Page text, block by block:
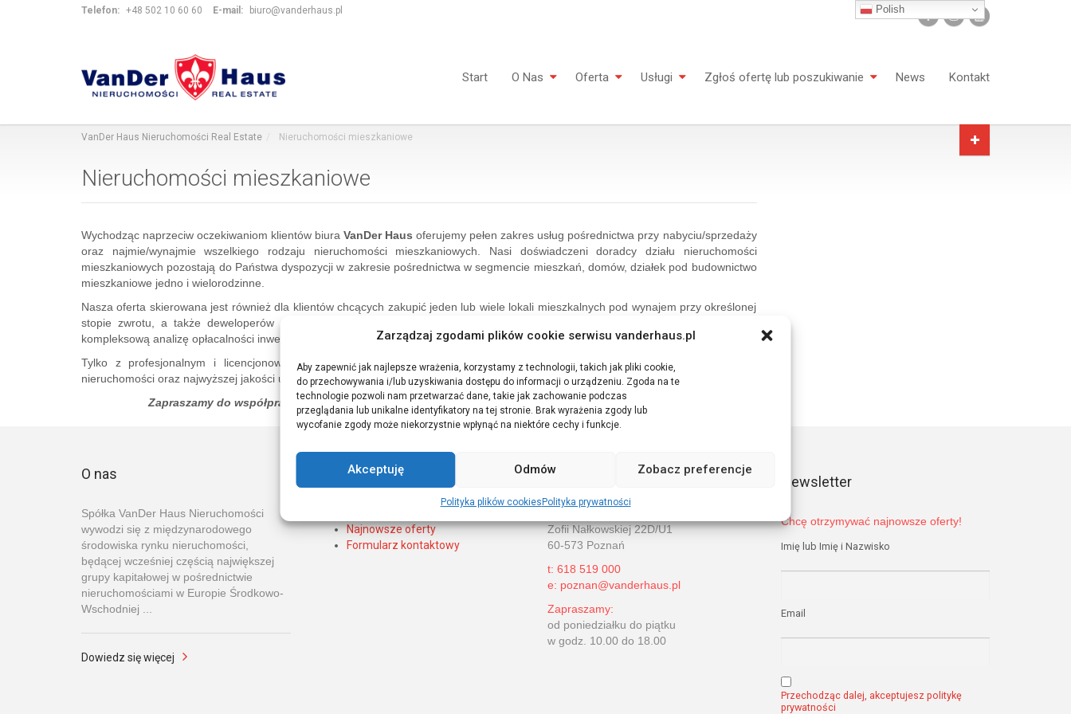
Zarządzaj zgodami plików cookie serwisu vanderhaus.pl
Aby zapewnić jak najlepsze wrażenia, korzystamy z technologii, takich jak pliki cookie,
do przechowywania i/lub uzyskiwania dostępu do informacji o urządzeniu. Zgoda na te
technologie pozwoli nam przetwarzać dane, takie jak zachowanie podczas
przeglądania lub unikalne identyfikatory na tej stronie. Brak wyrażenia zgody lub
wycofanie zgody może niekorzystnie wpłynąć na niektóre cechy i funkcje.
Akceptuję Odmów Zobacz preferencje
Polityka plików cookiesPolityka prywatności
Telefon: +48 502 10 60 60 E-mail: biuro@vanderhaus.pl
Start O Nas Oferta Usługi Zgłoś ofertę lub poszukiwanie News Kontakt
VanDer Haus Nieruchomości Real Estate Nieruchomości mieszkaniowe
Nieruchomości mieszkaniowe
Wychodząc naprzeciw oczekiwaniom klientów biuraVanDer Haus oferujemy pełen zakres usług pośrednictwa przy nabyciu/sprzedaży
oraz najmie/wynajmie wszelkiego rodzaju nieruchomości mieszkaniowych. Nasi doświadczeni doradcy działu nieruchomości
mieszkaniowych pozostają do Państwa dyspozycji w zakresie pośrednictwa w segmencie mieszkań, domów, działek pod budownictwo
mieszkaniowe jedno i wielorodzinne.
Nasza oferta skierowana jest również dla klientów chcących zakupić jeden lub wiele lokali mieszkalnych pod wynajem przy określonej
stopie zwrotu, a także deweloperów planujących realizację budynku wielomieszkaniowego, dla których możemy przeprowadzić
kompleksową analizę opłacalności inwestycji.
Tylko z profesjonalnym i licencjonowanym doradcą mogą mieć Państwo pewność rzetelnego sprawdzenia stanu prawnego
nieruchomości oraz najwyższej jakości usług popartych ciągłym procesem szkoleniowym naszej kadry.
Zapraszamy do współpracy, dzięki której jesteśmy przekonani, iż pozostaną Państwo naszymi stałymi klientami!
O nas
Spółka VanDer Haus Nieruchomości
wywodzi się z międzynarodowego
środowiska rynku nieruchomości,
będącej wcześniej częścią największej
grupy kapitałowej w pośrednictwie
nieruchomościami w Europie Środkowo-
Wschodniej ...
Dowiedz się więcej
Menu
Najnowsze oferty
Formularz kontaktowy
Kontakt
Zofii Nałkowskiej 22D/U1
60-573 Poznań
t: 618 519 000
e: poznan@vanderhaus.pl
Zapraszamy:
od poniedziałku do piątku
w godz. 10.00 do 18.00
Newsletter
Chcę otrzymywać najnowsze oferty!
Imię lub Imię i Nazwisko
Email
Przechodząc dalej, akceptujesz politykę
prywatności
Polish